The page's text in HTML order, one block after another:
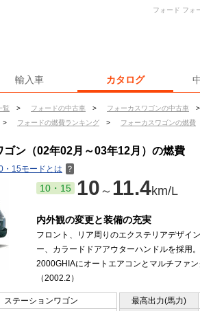
輸入車 カタログ
覧 > フォードの中古車 > フォーカスワゴンの中古車 >
> フォードの燃費ランキング > フォーカスワゴンの燃費
フォード フォ
ゴン（02年02月～03年12月）の燃費
・15モードとは ？
10・15 10 ～ 11.4km/L
内外観の変更と装備の充実
フロント、リア周りのエクステリアデザイ
ー、カラードドアアウターハンドルを採用
2000GHIAにオートエアコンとマルチファ
（2002.2）
ステーションワゴン 最高出力(馬力)